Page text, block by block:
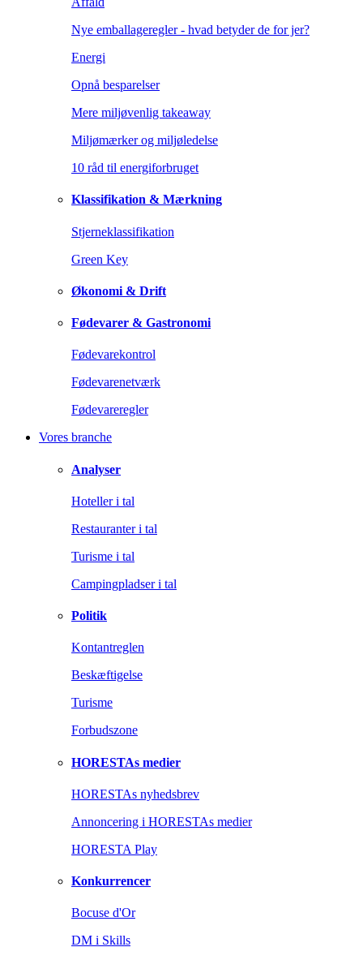
Nye emballageregler - hvad betyder de for jer?
Energi
Opnå besparelser
Mere miljøvenlig takeaway
Miljømærker og miljøledelse
10 råd til energiforbruget
Klassifikation & Mærkning
Stjerneklassifikation
Green Key
Økonomi & Drift
Fødevarer & Gastronomi
Fødevarekontrol
Fødevarenetværk
Fødevareregler
Vores branche
Analyser
Hoteller i tal
Restauranter i tal
Turisme i tal
Campingpladser i tal
Politik
Kontantreglen
Beskæftigelse
Turisme
Forbudszone
HORESTAs medier
HORESTAs nyhedsbrev
Annoncering i HORESTAs medier
HORESTA Play
Konkurrencer
Bocuse d'Or
DM i Skills